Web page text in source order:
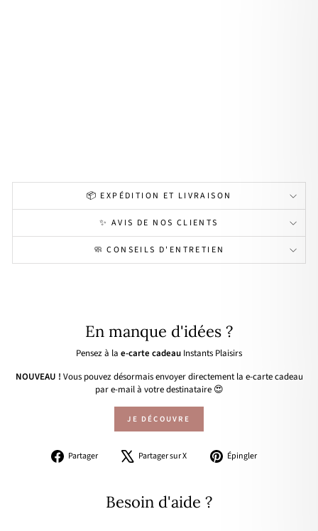
📦 EXPÉDITION ET LIVRAISON
✨ AVIS DE NOS CLIENTS
🧼 CONSEILS D'ENTRETIEN
En manque d'idées ?
Pensez à la e-carte cadeau Instants Plaisirs
NOUVEAU ! Vous pouvez désormais envoyer directement la e-carte cadeau
par e-mail à votre destinataire 😍
JE DÉCOUVRE
Partager
PartagerPartager sur X
Tweeter Épingler
Besoin d'aide ?